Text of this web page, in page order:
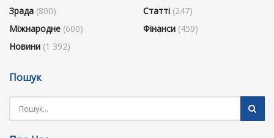
Зрада (800)
Міжнародне (600)
Новини (1 392)
Статті (247)
Фінанси (459)
Пошук